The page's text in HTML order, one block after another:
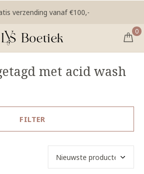
0
verzending vanaf €100,-
met acid wash
FILTER